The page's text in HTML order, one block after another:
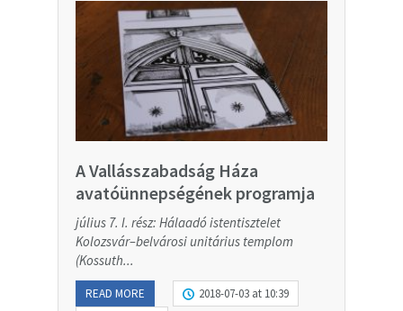
A Vallásszabadság Háza
avatóünnepségének programja
július 7. I. rész: Hálaadó istentisztelet
Kolozsvár–belvárosi unitárius templom
(Kossuth...
READ MORE
2018-07-03 at 10:39